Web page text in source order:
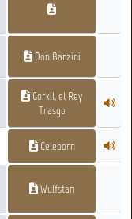
Don Barzini
Gorkil, el Rey
Trasgo
Celeborn
Wulfstan